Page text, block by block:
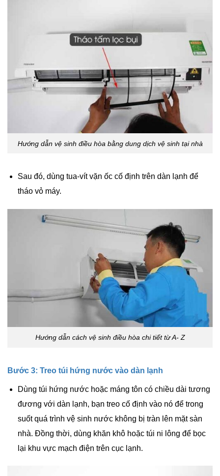
Hướng dẫn vệ sinh điều hòa bằng dung dịch vệ sinh tại nhà
Sau đó, dùng tua-vít vặn ốc cố định trên dàn lạnh để
tháo vỏ máy.
Hướng dẫn cách vệ sinh điều hòa chi tiết từ A- Z
Bước 3: Treo túi hứng nước vào dàn lạnh
Dùng túi hứng nước hoặc máng tôn có chiều dài tương
đương với dàn lạnh, bạn treo cố định vào nó để trong
suốt quá trình vệ sinh nước không bị tràn lên mặt sàn
nhà. Đồng thời, dùng khăn khô hoặc túi ni lông để bọc
lại khu vực mạch điện trên cục lạnh.